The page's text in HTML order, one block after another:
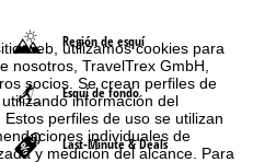
web, utilizamos cookies para
nosotros, TravelTrex GmbH,
socios. Se crean perfiles de
información del
perfiles de uso se utilizan
individuales de
y medición del alcance. Para
Región de esquí
Esquí de fondo
Last-Minute & Deals